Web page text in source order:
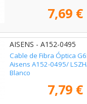
7,69 €
AISENS - A152-0495
Cable de Fibra Óptica
Aisens A152-0495/
Blanco
7,79 €